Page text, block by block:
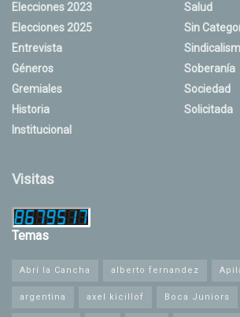
Elecciones 2023
Elecciones 2025
Entrevista
Géneros
Gremiales
Historia
Institucional
Salud
Sin
Soberanía
Sociedad
Solicitada
Visitas
Temas
Abrí la Cancha alberto fernandez
argentina axel kicillof Boca Juniors